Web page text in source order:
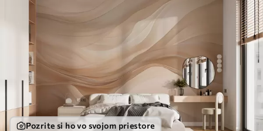
Pozrite si ho vo svojom priestore